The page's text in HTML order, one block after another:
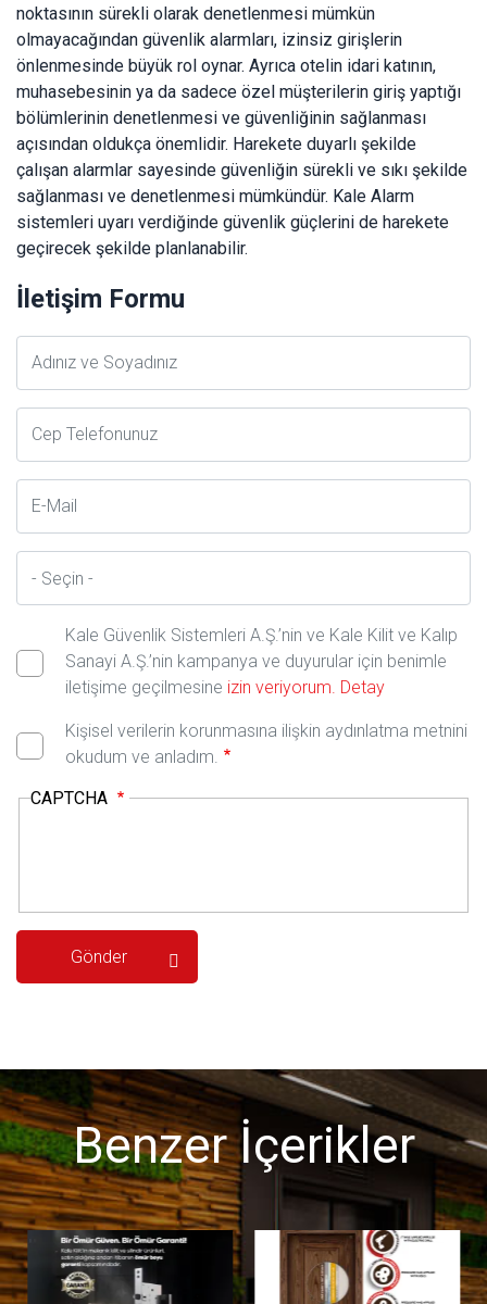
noktasının sürekli olarak denetlenmesi mümkün
olmayacağından güvenlik alarmları, izinsiz girişlerin
önlenmesinde büyük rol oynar. Ayrıca otelin idari katının,
muhasebesinin ya da sadece özel müşterilerin giriş yaptığı
bölümlerinin denetlenmesi ve güvenliğinin sağlanması
açısından oldukça önemlidir. Harekete duyarlı şekilde
çalışan alarmlar sayesinde güvenliğin sürekli ve sıkı şekilde
sağlanması ve denetlenmesi mümkündür. Kale Alarm
sistemleri uyarı verdiğinde güvenlik güçlerini de harekete
geçirecek şekilde planlanabilir.
İletişim Formu
Adsoyad
Telefon
E-
Posta
İl
Kale Güvenlik Sistemleri A.Ş.’nin ve Kale Kilit ve Kalıp
Sanayi A.Ş.’nin kampanya ve duyurular için benimle
iletişime geçilmesine izin veriyorum. Detay
Kişisel verilerin korunmasına ilişkin aydınlatma metnini
okudum ve anladım.
CAPTCHA
Benzer İçerikler